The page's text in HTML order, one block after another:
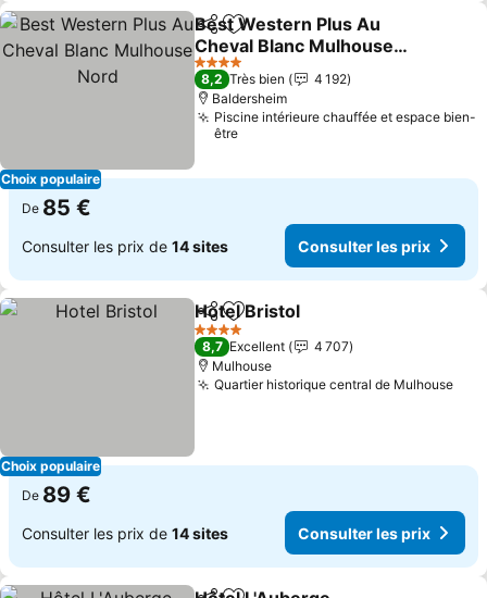
Choix populaire
PartagerAjouter à mes favoris
Best Western Plus Au
Cheval Blanc Mulhouse
Nord
Consulter les prix
4 Étoiles
8,2 Très bien
4 192
Baldersheim
Piscine intérieure chauffée et espace bien-
être
De 85 €
Consulter les prix de 14 sites Consulter les prix
Choix populaire
PartagerAjouter à mes favoris
Hotel Bristol
4 Étoiles
8,7 Excellent
4 707
Mulhouse
Quartier historique central de Mulhouse
De 89 €
Consulter les prix de 14 sites Consulter les prix